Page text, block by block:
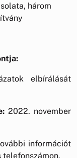
három
elbírálását
2022. november
információt